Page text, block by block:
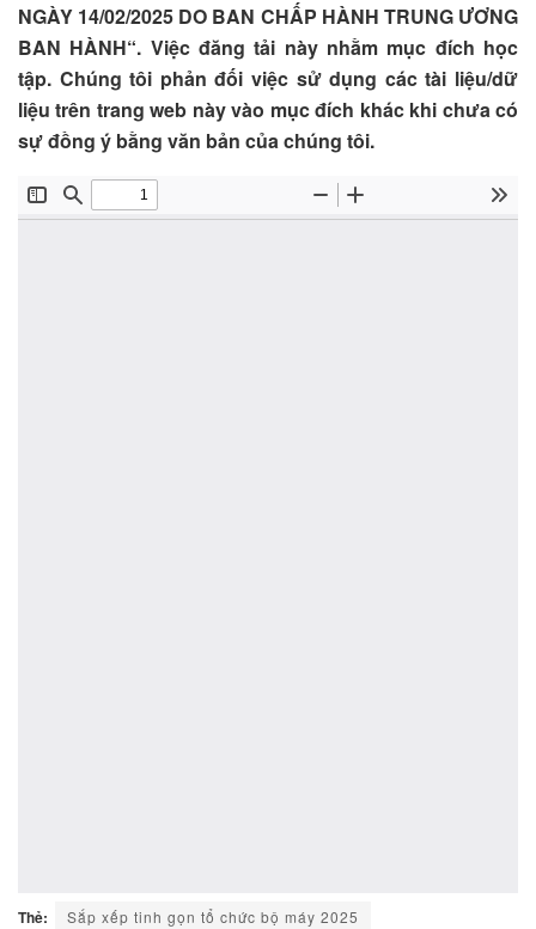
NGÀY 14/02/2025 DO BAN CHẤP HÀNH TRUNG ƯƠNG
BAN HÀNH“. Việc đăng tải này nhằm mục đích học
tập. Chúng tôi phản đối việc sử dụng các tài liệu/dữ
liệu trên trang web này vào mục đích khác khi chưa có
sự đồng ý bằng văn bản của chúng tôi.
Thẻ: Sắp xếp tinh gọn tổ chức bộ máy 2025